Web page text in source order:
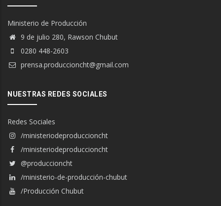
Ministerio de Producción
9 de julio 280, Rawson Chubut
0280 448-2603
prensa.produccioncht@gmail.com
NUESTRAS REDES SOCIALES
Redes Sociales
/ministeriodeproduccioncht
/ministeriodeproduccioncht
@produccioncht
/ministerio-de-producción-chubut
/Producción Chubut